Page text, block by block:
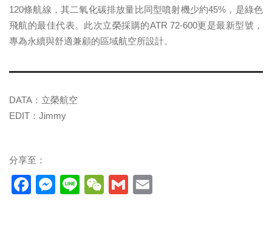
120條航線，其二氧化碳排放量比同型噴射機少約45%，是綠色
飛航的最佳代表。此次立榮採購的ATR 72-600更是最新型號，
專為永續與舒適兼顧的區域航空所設計。
DATA：立榮航空
EDIT：Jimmy
分享至：
Facebook
Messenger
LineWeChat
Gmail